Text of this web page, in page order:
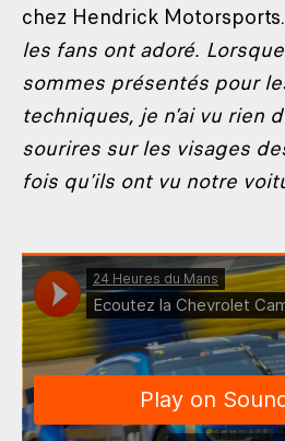
chez Hendrick Motorsports.
les fans ont adoré.
sommes présentés pour
techniques, je n’ai vu rien
sourires sur les visages
fois qu’ils ont vu notre